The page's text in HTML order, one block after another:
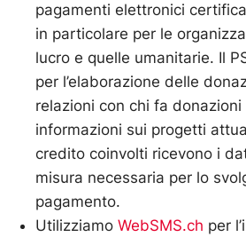
pagamenti elettronici
in particolare per le
lucro e quelle umanitarie. Il
per l’elaborazione delle
relazioni con chi fa
informazioni sui progetti
credito coinvolti ricevono i
misura necessaria per lo
pagamento.
Utilizziamo WebSMS.ch per